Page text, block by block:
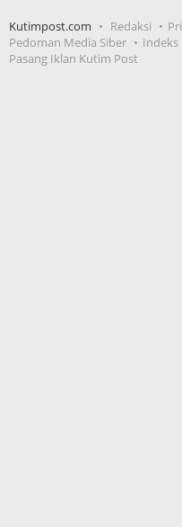
Kutimpost.com Redaksi
Pedoman Media Siber
Indeks
Pasang Iklan Kutim Post